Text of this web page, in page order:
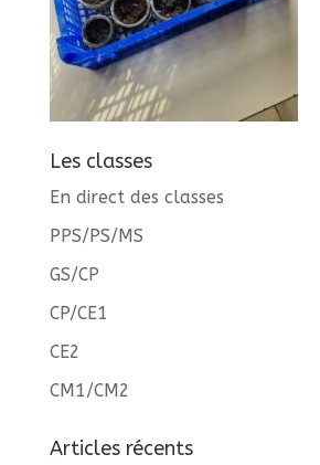
Les classes
En direct des classes
PPS/PS/MS
GS/CP
CP/CE1
CE2
CM1/CM2
Articles récents